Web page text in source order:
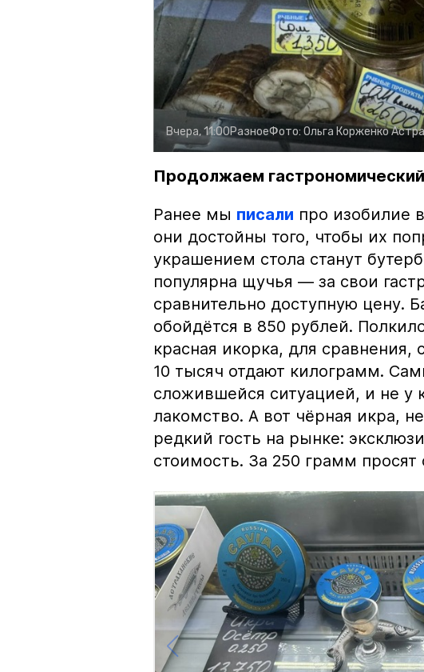
Вчера, 11:00РазноеФото: Ольга Корженко
Продолжаем
Ранее мы писали про изобилие
они достойны того, чтобы их
украшением стола станут
популярна щучья — за свои
сравнительно доступную цену.
обойдётся в 850 рублей.
красная икорка, для сравнения,
10 тысяч отдают килограмм.
сложившейся ситуацией, и не у
лакомство. А вот чёрная икра,
редкий гость на рынке:
стоимость. За 250 грамм просят